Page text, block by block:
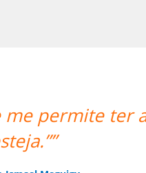
ótimo e
Gafoor